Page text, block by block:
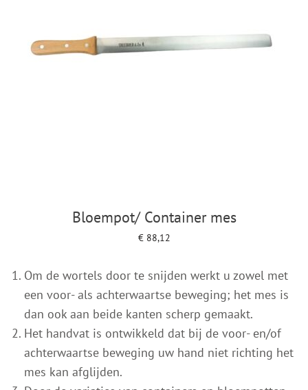
Bloempot/ Container mes
€88,12
Om de wortels door te snijden werkt u zowel met
een voor- als achterwaartse beweging; het mes is
dan ook aan beide kanten scherp gemaakt.
Het handvat is ontwikkeld dat bij de voor- en/of
achterwaartse beweging uw hand niet richting het
mes kan afglijden.